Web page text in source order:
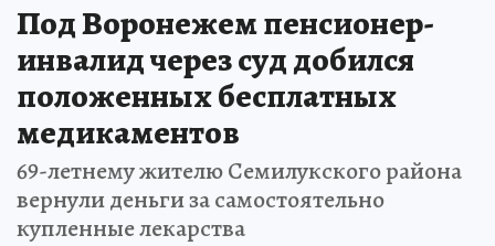
Под Воронежем пенсионер-
инвалид через суд добился
положенных бесплатных
медикаментов
69-летнему жителю Семилукского района
вернули деньги за самостоятельно
купленные лекарства